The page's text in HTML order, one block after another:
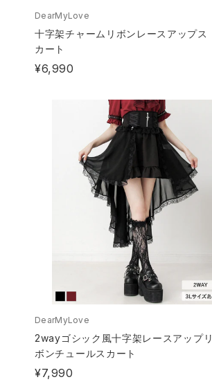
DearMyLove
十字架チャームリボンレースアップス
カート
¥6,990
DearMyLove
2wayゴシック風十字架レースアップリ
ボンチュールスカート
¥7,990